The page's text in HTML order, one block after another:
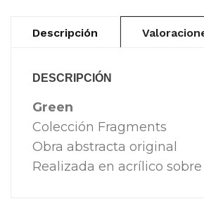
Descripción
DESCRIPCIÓN
Green
Colección Fragments
Obra abstracta original
Realizada en acrílico